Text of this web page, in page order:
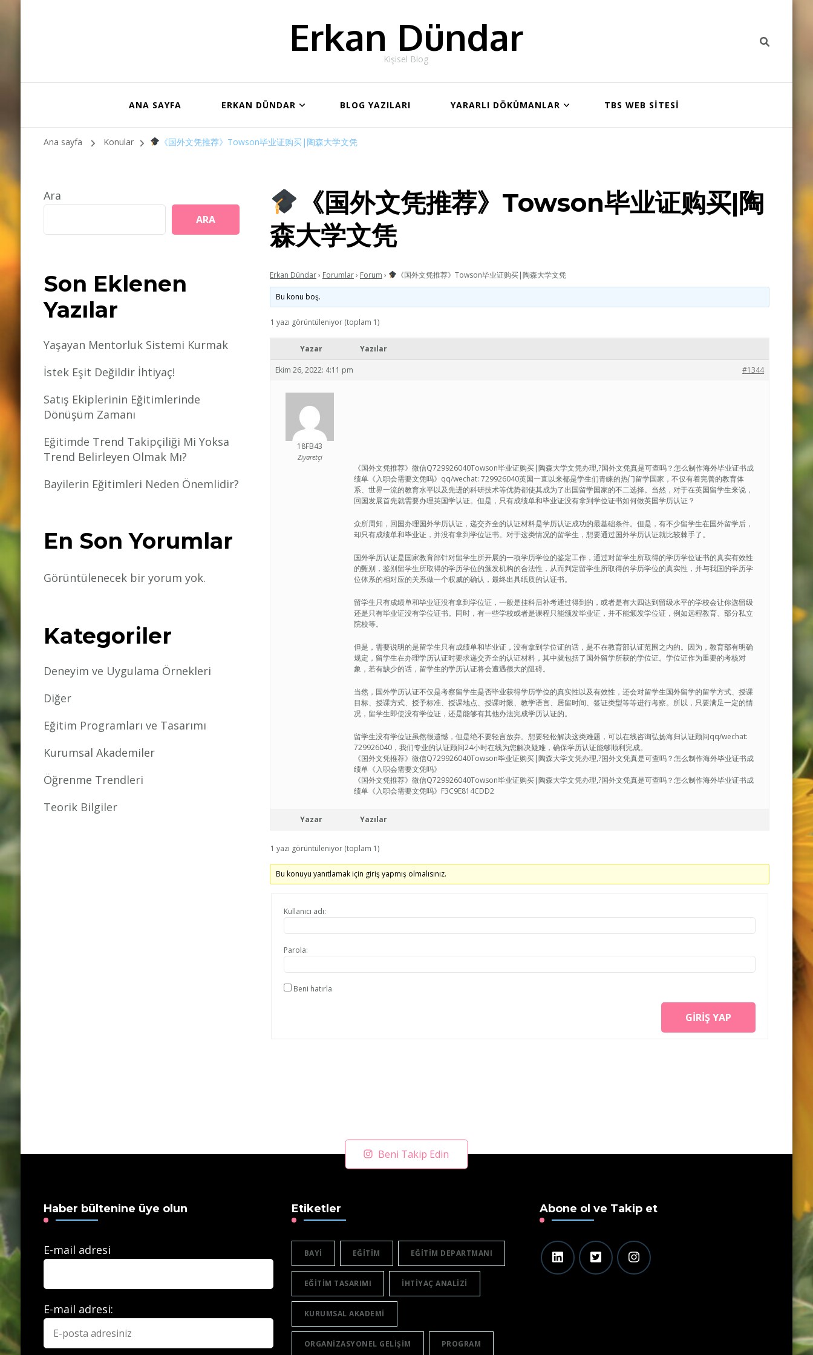
Erkan Dündar
Kişisel Blog
ANA SAYFA ERKAN DÜNDAR BLOG YAZILARI YARARLI DÖKÜMANLAR TBS WEB SİTESİ
Ana sayfa Konular 《国外文凭推荐》Towson毕业证购买|陶森大学文凭
《国外文凭推荐》Towson毕业证购买|陶
森大学文凭
Erkan Dündar› Forumlar› Forum › 《国外文凭推荐》Towson毕业证购买|陶森大学文凭
Bu konu boş.
1 yazı görüntüleniyor (toplam 1)
Yazar Yazılar
Ekim 26, 2022: 4:11 pm #1344
18FB43
Ziyaretçi
《国外文凭推荐》微信Q729926040Towson毕业证购买|陶森大学文凭办理,?国外文凭真是可查吗？怎么制作海外毕业证书成
绩单《入职会需要文凭吗》qq/wechat: 729926040英国一直以来都是学生们青睐的热门留学国家，不仅有着完善的教育体
系、世界一流的教育水平以及先进的科研技术等优势都使其成为了出国留学国家的不二选择。当然，对于在英国留学生来说，
回国发展首先就需要办理英国学认证。但是，只有成绩单和毕业证没有拿到学位证书如何做英国学历认证？
众所周知，回国办理国外学历认证，递交齐全的认证材料是学历认证成功的最基础条件。但是，有不少留学生在国外留学后，
却只有成绩单和毕业证，并没有拿到学位证书。对于这类情况的留学生，想要通过国外学历认证就比较棘手了。
国外学历认证是国家教育部针对留学生所开展的一项学历学位的鉴定工作，通过对留学生所取得的学历学位证书的真实有效性
的甄别，鉴别留学生所取得的学历学位的颁发机构的合法性，从而判定留学生所取得的学历学位的真实性，并与我国的学历学
位体系的相对应的关系做一个权威的确认，最终出具纸质的认证书。
留学生只有成绩单和毕业证没有拿到学位证，一般是挂科后补考通过得到的，或者是有大四达到留级水平的学校会让你选留级
还是只有毕业证没有学位证书。同时，有一些学校或者是课程只能颁发毕业证，并不能颁发学位证，例如远程教育、部分私立
院校等。
但是，需要说明的是留学生只有成绩单和毕业证，没有拿到学位证的话，是不在教育部认证范围之内的。因为，教育部有明确
规定，留学生在办理学历认证时要求递交齐全的认证材料，其中就包括了国外留学所获的学位证。学位证作为重要的考核对
象，若有缺少的话，留学生的学历认证将会遭遇很大的阻碍。
当然，国外学历认证不仅是考察留学生是否毕业获得学历学位的真实性以及有效性，还会对留学生国外留学的留学方式、授课
目标、授课方式、授予标准、授课地点、授课时限、教学语言、居留时间、签证类型等等进行考察。所以，只要满足一定的情
况，留学生即使没有学位证，还是能够有其他办法完成学历认证的。
留学生没有学位证虽然很遗憾，但是绝不要轻言放弃。想要轻松解决这类难题，可以在线咨询弘扬海归认证顾问qq/wechat:
729926040，我们专业的认证顾问24小时在线为您解决疑难，确保学历认证能够顺利完成。
《国外文凭推荐》微信Q729926040Towson毕业证购买|陶森大学文凭办理,?国外文凭真是可查吗？怎么制作海外毕业证书成
绩单《入职会需要文凭吗》
《国外文凭推荐》微信Q729926040Towson毕业证购买|陶森大学文凭办理,?国外文凭真是可查吗？怎么制作海外毕业证书成
绩单《入职会需要文凭吗》F3C9E814CDD2
Yazar Yazılar
1 yazı görüntüleniyor (toplam 1)
Bu konuyu yanıtlamak için giriş yapmış olmalısınız.
Kullanıcı adı:
Parola:
Beni hatırla
GIRIŞ YAP
Ara
ARA
Son Eklenen
Yazılar
Yaşayan Mentorluk Sistemi Kurmak
İstek Eşit Değildir İhtiyaç!
Satış Ekiplerinin Eğitimlerinde
Dönüşüm Zamanı
Eğitimde Trend Takipçiliği Mi Yoksa
Trend Belirleyen Olmak Mı?
Bayilerin Eğitimleri Neden Önemlidir?
En Son Yorumlar
Görüntülenecek bir yorum yok.
Kategoriler
Deneyim ve Uygulama Örnekleri
Diğer
Eğitim Programları ve Tasarımı
Kurumsal Akademiler
Öğrenme Trendleri
Teorik Bilgiler
Beni Takip Edin
Haber bültenine üye olun
E-mail adresi
E-mail adresi:
Etiketler
BAYI EĞITIM EĞITIM DEPARTMANI
EĞITIM TASARIMI IHTIYAÇ ANALIZI
KURUMSAL AKADEMI
ORGANIZASYONEL GELIŞIM PROGRAM
Abone ol ve Takip et